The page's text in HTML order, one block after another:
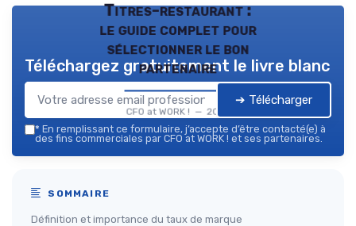
Titres-restaurant :
le guide complet pour
sélectionner le bon
partenaire
CFO at WORK ! — 2026
Téléchargez gratuitement le livre blanc
➔ Télécharger
* En remplissant ce formulaire, j’accepte d’être contacté(e) à
des fins commerciales par CFO at WORK ! et ses partenaires.
SOMMAIRE
Définition et importance du taux de marque